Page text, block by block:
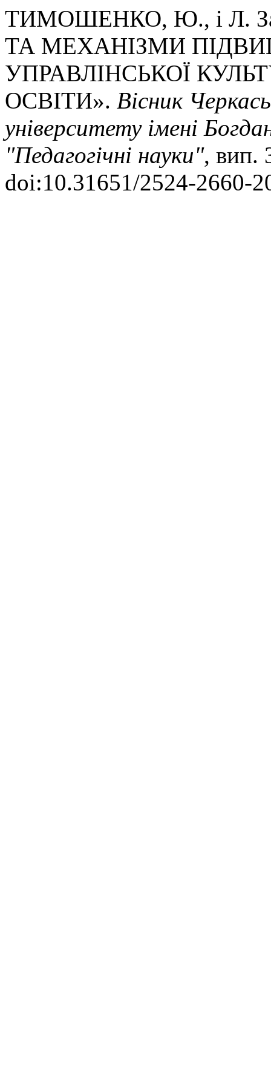
ТИМОШЕНКО, Ю., і Л.
ТА МЕХАНІЗМИ
УПРАВЛІНСЬКОЇ
ОСВІТИ». Вісник
університету імені
"Педагогічні науки", вип.
doi:10.31651/2524-2660-